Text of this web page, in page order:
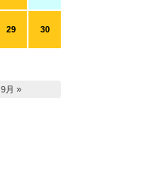
29 30
9月 »